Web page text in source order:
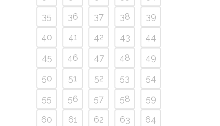
35
36 37 38
39
40
41 42 43
44
45
46 47 48
49
50
51 52 53
54
55
56 57 58
59
60
61 62 63
64